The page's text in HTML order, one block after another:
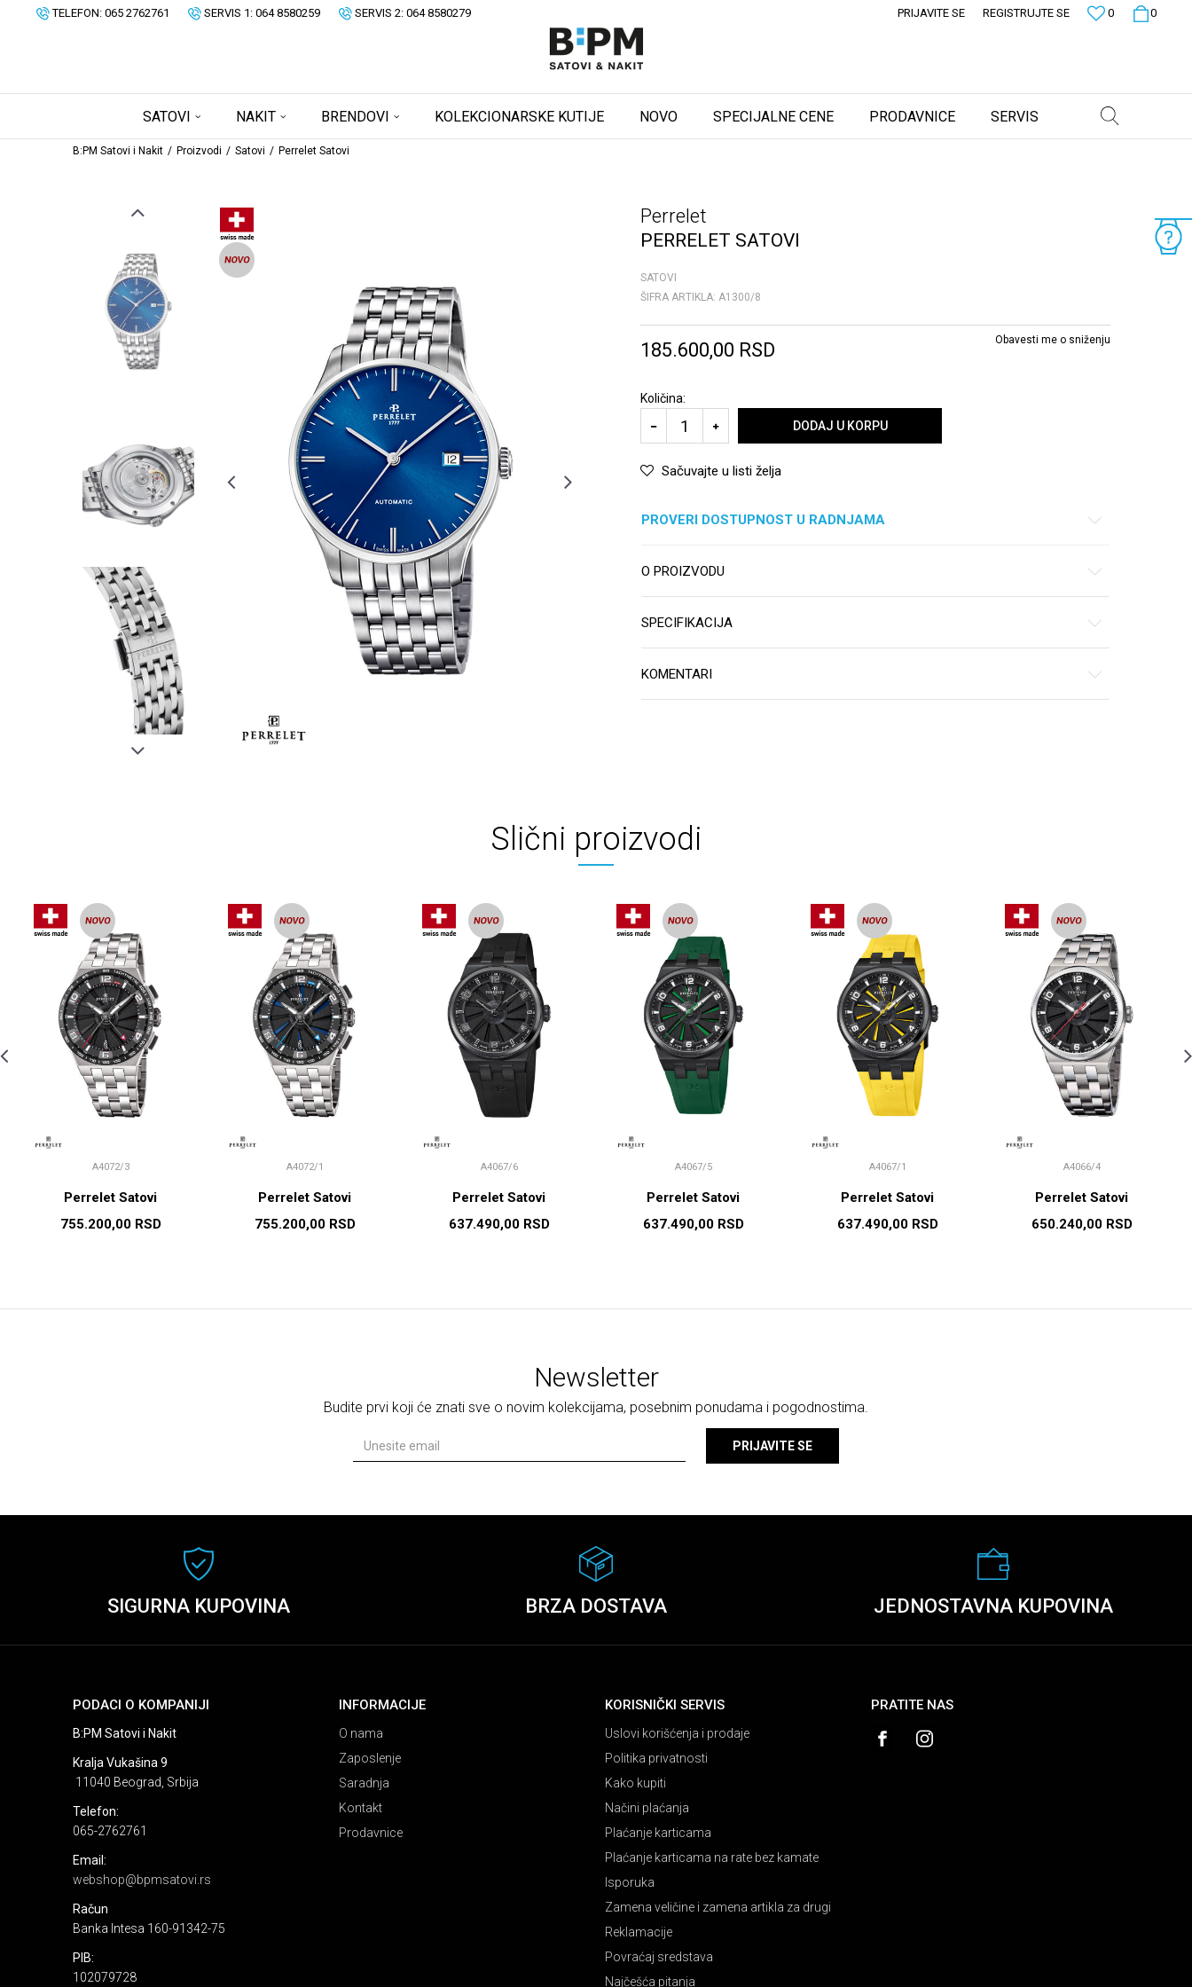
TELEFON: 065 2762761 SERVIS 1: 064 8580259 SERVIS 2: 064 8580279 0
0
PRIJAVITE SE REGISTRUJTE SE
SATOVI NAKIT BRENDOVI KOLEKCIONARSKE KUTIJE NOVO SPECIJALNE CENE PRODAVNICE SERVIS
B:PM Satovi i Nakit Proizvodi Satovi Perrelet Satovi
Perrelet
PERRELET SATOVI
SATOVI
ŠIFRA ARTIKLA: A1300/8
185.600,00 RSD Obavesti me o sniženju
Količina:
DODAJ U KORPU
Sačuvajte u listi želja
PROVERI DOSTUPNOST U RADNJAMA
O PROIZVODU
SPECIFIKACIJA
KOMENTARI
Slični proizvodi
A4072/3
Perrelet Satovi
755.200,00 RSD
A4072/1
Perrelet Satovi
755.200,00 RSD
A4067/6
Perrelet Satovi
637.490,00 RSD
A4067/5
Perrelet Satovi
637.490,00 RSD
A4067/1
Perrelet Satovi
637.490,00 RSD
A4066/4
Perrelet Satovi
650.240,00 RSD
Newsletter
Budite prvi koji će znati sve o novim kolekcijama, posebnim ponudama i pogodnostima.
PRIJAVITE SE
SIGURNA KUPOVINA BRZA DOSTAVA JEDNOSTAVNA KUPOVINA
PODACI O KOMPANIJI
B:PM Satovi i Nakit
Kralja Vukašina 9
11040 Beograd, Srbija
Telefon:
065-2762761
Email:
webshop@bpmsatovi.rs
Račun
Banka Intesa 160-91342-75
PIB:
102079728
INFORMACIJE
O nama
Zaposlenje
Saradnja
Kontakt
Prodavnice
KORISNIČKI SERVIS
Uslovi korišćenja i prodaje
Politika privatnosti
Kako kupiti
Načini plaćanja
Plaćanje karticama
Plaćanje karticama na rate bez kamate
Isporuka
Zamena veličine i zamena artikla za drugi
Reklamacije
Povraćaj sredstava
Najčešća pitanja
PRATITE NAS